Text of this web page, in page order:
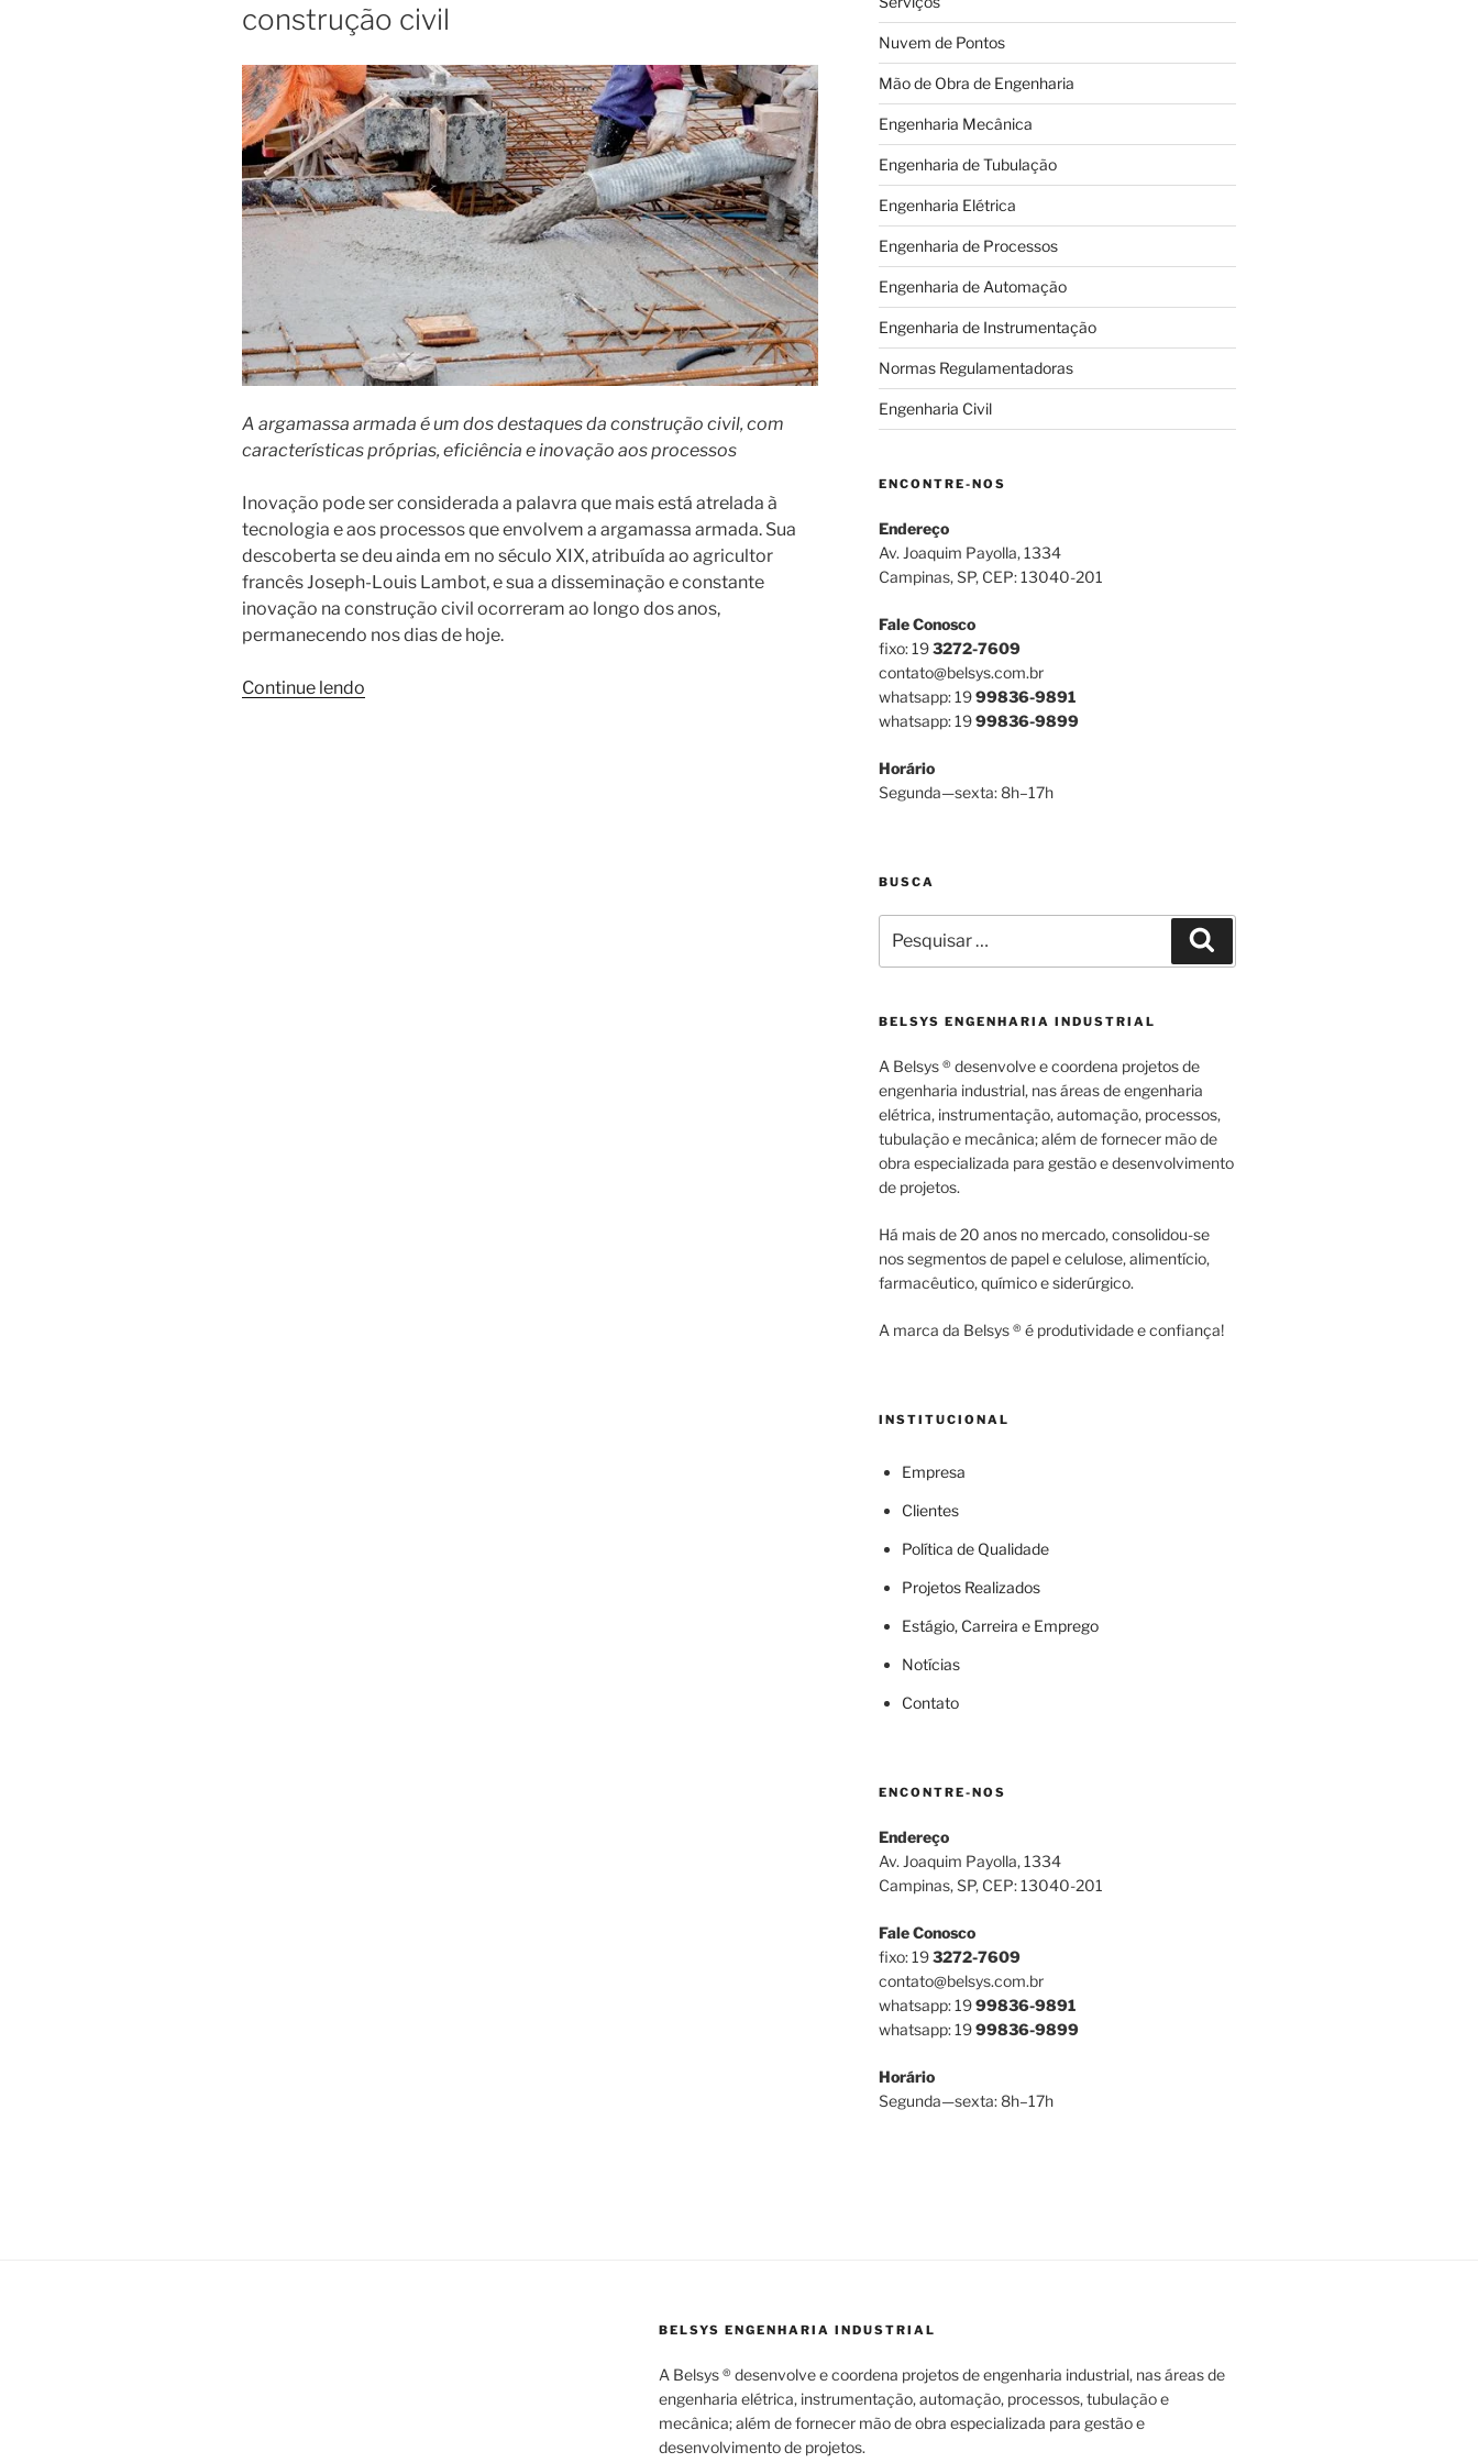
construção civil
A argamassa armada é um dos destaques da construção civil, com
características próprias, eficiência e inovação aos processos
Inovação pode ser considerada a palavra que mais está atrelada à
tecnologia e aos processos que envolvem a argamassa armada. Sua
descoberta se deu ainda em no século XIX, atribuída ao agricultor
francês Joseph-Louis Lambot, e sua a disseminação e constante
inovação na construção civil ocorreram ao longo dos anos,
permanecendo nos dias de hoje.
Continue lendo
Nuvem de Pontos
Mão de Obra de Engenharia
Engenharia Mecânica
Engenharia de Tubulação
Engenharia Elétrica
Engenharia de Processos
Engenharia de Automação
Engenharia de Instrumentação
Normas Regulamentadoras
Engenharia Civil
ENCONTRE-NOS
Endereço
Av. Joaquim Payolla, 1334
Campinas, SP, CEP: 13040-201
Fale Conosco
fixo: 193272-7609
contato@belsys.com.br
whatsapp: 1999836-9891
whatsapp: 1999836-9899
Horário
Segunda—sexta: 8h–17h
BUSCA
por:
BELSYS ENGENHARIA INDUSTRIAL
A Belsys ® desenvolve e coordena projetos de
engenharia industrial, nas áreas de engenharia
elétrica, instrumentação, automação, processos,
tubulação e mecânica; além de fornecer mão de
obra especializada para gestão e desenvolvimento
de projetos.
Há mais de 20 anos no mercado, consolidou-se
nos segmentos de papel e celulose, alimentício,
farmacêutico, químico e siderúrgico.
A marca da Belsys ® é produtividade e confiança!
INSTITUCIONAL
Empresa
Clientes
Política de Qualidade
Projetos Realizados
Estágio, Carreira e Emprego
Notícias
Contato
ENCONTRE-NOS
Endereço
Av. Joaquim Payolla, 1334
Campinas, SP, CEP: 13040-201
Fale Conosco
fixo: 193272-7609
contato@belsys.com.br
whatsapp: 1999836-9891
whatsapp: 1999836-9899
Horário
Segunda—sexta: 8h–17h
BELSYS ENGENHARIA INDUSTRIAL
A Belsys ® desenvolve e coordena projetos de engenharia industrial, nas áreas de
engenharia elétrica, instrumentação, automação, processos, tubulação e
mecânica; além de fornecer mão de obra especializada para gestão e
desenvolvimento de projetos.